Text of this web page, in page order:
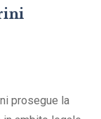
prosegue la